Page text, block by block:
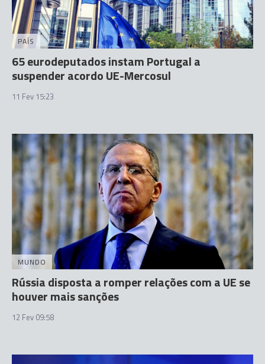
PAÍS
65 eurodeputados instam Portugal a
suspender acordo UE-Mercosul
11 Fev 15:23
MUNDO
Rússia disposta a romper relações com a UE se
houver mais sanções
12 Fev 09:58